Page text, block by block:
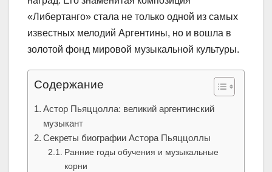
«Либертанго» стала не только одной из самых
известных мелодий Аргентины, но и вошла в
золотой фонд мировой музыкальной культуры.
Содержание
Астор Пьяццолла: великий аргентинский
музыкант
Секреты биографии Астора Пьяццоллы
Ранние годы обучения и музыкальные
корни